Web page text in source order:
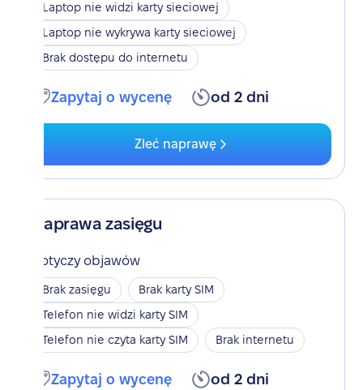
Laptop nie widzi karty sieciowej
Laptop nie wykrywa karty sieciowej
Brak dostępu do internetu
Zapytaj o wycenę od 2 dni
Zleć naprawę
Naprawa zasięgu
Dotyczy objawów
Brak zasięgu
Brak karty SIM
Telefon nie widzi karty SIM
Telefon nie czyta karty SIM
Brak internetu
Zapytaj o wycenę od 2 dni